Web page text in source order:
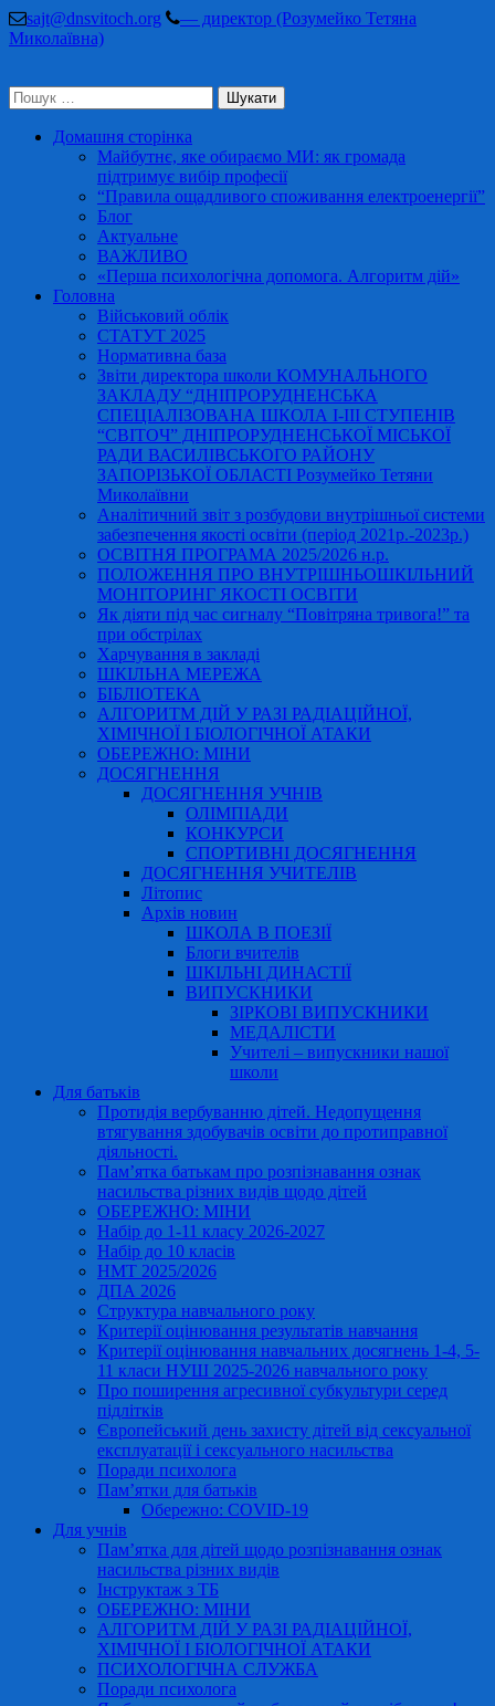
Перейти
до
Enter)
sajt@dnsvitoch.org
— директор (Розумейко Тетяна
Миколаївна)
Пошук:
Домашня сторінка
Майбутнє, яке обираємо МИ: як громада
підтримує вибір професії
“Правила ощадливого споживання електроенергії”
Блог
Актуальне
ВАЖЛИВО
«Перша психологічна допомога. Алгоритм дій»
Головна
Військовий облік
СТАТУТ 2025
Нормативна база
Звіти директора школи КОМУНАЛЬНОГО
ЗАКЛАДУ “ДНІПРОРУДНЕНСЬКА
СПЕЦІАЛІЗОВАНА ШКОЛА І-ІІІ СТУПЕНІВ
“СВІТОЧ” ДНІПРОРУДНЕНСЬКОЇ МІСЬКОЇ
РАДИ ВАСИЛІВСЬКОГО РАЙОНУ
ЗАПОРІЗЬКОЇ ОБЛАСТІ Розумейко Тетяни
Миколаївни
Аналітичний звіт з розбудови внутрішньої системи
забезпечення якості освіти (період 2021р.-2023р.)
ОСВІТНЯ ПРОГРАМА 2025/2026 н.р.
ПОЛОЖЕННЯ ПРО ВНУТРІШНЬОШКІЛЬНИЙ
МОНІТОРИНГ ЯКОСТІ ОСВІТИ
Як діяти під час сигналу “Повітряна тривога!” та
при обстрілах
Харчування в закладі
ШКІЛЬНА МЕРЕЖА
БІБЛІОТЕКА
АЛГОРИТМ ДІЙ У РАЗІ РАДІАЦІЙНОЇ,
ХІМІЧНОЇ І БІОЛОГІЧНОЇ АТАКИ
ОБЕРЕЖНО: МІНИ
ДОСЯГНЕННЯ
ДОСЯГНЕННЯ УЧНІВ
ОЛІМПІАДИ
КОНКУРСИ
СПОРТИВНІ ДОСЯГНЕННЯ
ДОСЯГНЕННЯ УЧИТЕЛІВ
Літопис
Архів новин
ШКОЛА В ПОЕЗІЇ
Блоги вчителів
ШКІЛЬНІ ДИНАСТІЇ
ВИПУСКНИКИ
ЗІРКОВІ ВИПУСКНИКИ
МЕДАЛІСТИ
Учителі – випускники нашої
школи
Для батьків
Протидія вербуванню дітей. Недопущення
втягування здобувачів освіти до протиправної
діяльності.
Пам’ятка батькам про розпізнавання ознак
насильства різних видів щодо дітей
ОБЕРЕЖНО: МІНИ
Набір до 1-11 класу 2026-2027
Набір до 10 класів
НМТ 2025/2026
ДПА 2026
Структура навчального року
Критерії оцінювання результатів навчання
Критерії оцінювання навчальних досягнень 1-4, 5-
11 класи НУШ 2025-2026 навчального року
Про поширення агресивної субкультури серед
підлітків
Європейський день захисту дітей від сексуальної
експлуатації і сексуального насильства
Поради психолога
Пам’ятки для батьків
Обережно: COVID-19
Для учнів
Пам’ятка для дітей щодо розпізнавання ознак
насильства різних видів
Інструктаж з ТБ
ОБЕРЕЖНО: МІНИ
АЛГОРИТМ ДІЙ У РАЗІ РАДІАЦІЙНОЇ,
ХІМІЧНОЇ І БІОЛОГІЧНОЇ АТАКИ
ПСИХОЛОГІЧНА СЛУЖБА
Поради психолога